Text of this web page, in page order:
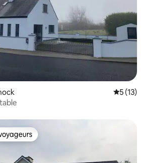
5 (13)
les plus appréciés